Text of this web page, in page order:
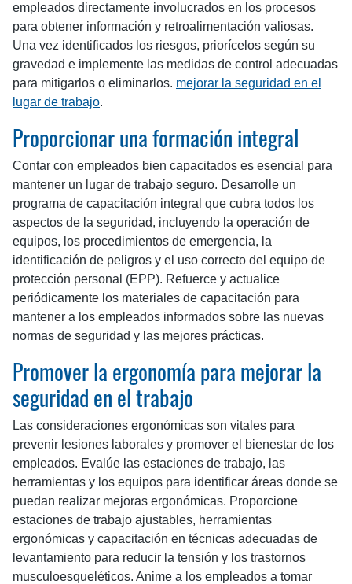
empleados directamente involucrados en los procesos
para obtener información y retroalimentación valiosas.
Una vez identificados los riesgos, priorícelos según su
gravedad e implemente las medidas de control adecuadas
para mitigarlos o eliminarlos. mejorar la seguridad en el
lugar de trabajo.
Proporcionar una formación integral
Contar con empleados bien capacitados es esencial para
mantener un lugar de trabajo seguro. Desarrolle un
programa de capacitación integral que cubra todos los
aspectos de la seguridad, incluyendo la operación de
equipos, los procedimientos de emergencia, la
identificación de peligros y el uso correcto del equipo de
protección personal (EPP). Refuerce y actualice
periódicamente los materiales de capacitación para
mantener a los empleados informados sobre las nuevas
normas de seguridad y las mejores prácticas.
Promover la ergonomía para mejorar la
seguridad en el trabajo
Las consideraciones ergonómicas son vitales para
prevenir lesiones laborales y promover el bienestar de los
empleados. Evalúe las estaciones de trabajo, las
herramientas y los equipos para identificar áreas donde se
puedan realizar mejoras ergonómicas. Proporcione
estaciones de trabajo ajustables, herramientas
ergonómicas y capacitación en técnicas adecuadas de
levantamiento para reducir la tensión y los trastornos
musculoesqueléticos. Anime a los empleados a tomar